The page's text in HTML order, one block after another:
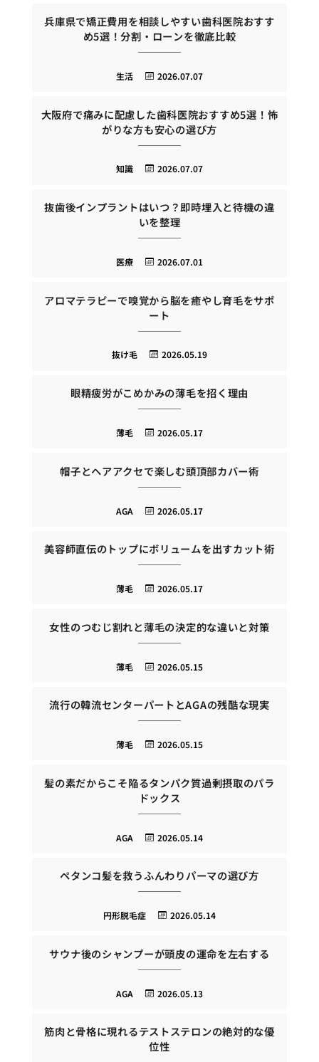
兵庫県で矯正費用を相談しやすい歯科医院おすす
め5選！分割・ローンを徹底比較
2026.07.07
生活
大阪府で痛みに配慮した歯科医院おすすめ5選！怖
がりな方も安心の選び方
2026.07.07
知識
抜歯後インプラントはいつ？即時埋入と待機の違
いを整理
2026.07.01
医療
アロマテラピーで嗅覚から脳を癒やし育毛をサポ
ート
2026.05.19
抜け毛
眼精疲労がこめかみの薄毛を招く理由
2026.05.17
薄毛
帽子とヘアアクセで楽しむ頭頂部カバー術
2026.05.17
AGA
美容師直伝のトップにボリュームを出すカット術
2026.05.17
薄毛
女性のつむじ割れと薄毛の決定的な違いと対策
2026.05.15
薄毛
流行の韓流センターパートとAGAの残酷な現実
2026.05.15
薄毛
髪の素だからこそ陥るタンパク質過剰摂取のパラ
ドックス
2026.05.14
AGA
ペタンコ髪を救うふんわりパーマの選び方
2026.05.14
円形脱毛症
サウナ後のシャンプーが頭皮の運命を左右する
2026.05.13
AGA
筋肉と骨格に現れるテストステロンの絶対的な優
位性